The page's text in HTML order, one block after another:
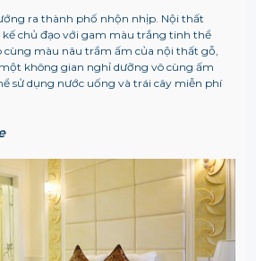
ra thành phố nhộn nhịp. Nội thất
chủ đạo với gam màu trắng tinh thể
cùng màu nâu trầm ấm của nội thất gỗ,
không gian nghỉ dưỡng vô cùng ấm
sử dụng nước uống và trái cây miễn phí